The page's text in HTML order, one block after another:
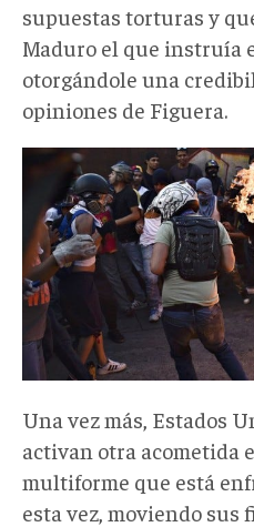
supuestas torturas y
Maduro el que instruía
otorgándole una
opiniones de Figuera.
Una vez más, Estados
activan otra acometida
multiforme que está
esta vez, moviendo sus